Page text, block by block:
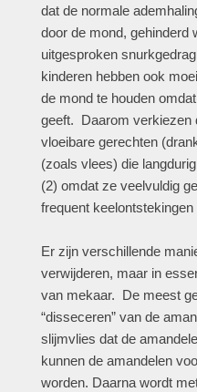
dat de normale
door de mond, gehinderd
uitgesproken
kinderen hebben ook
de mond te houden
geeft. Daarom verkiezen
vloeibare gerechten
(zoals vlees) die
(2) omdat ze veelvuldig
frequent keelontstekingen
Er zijn verschillende
verwijderen, maar in
van mekaar. De meest
“disseceren” van de
slijmvlies dat de
kunnen de amandelen
worden. Daarna wordt